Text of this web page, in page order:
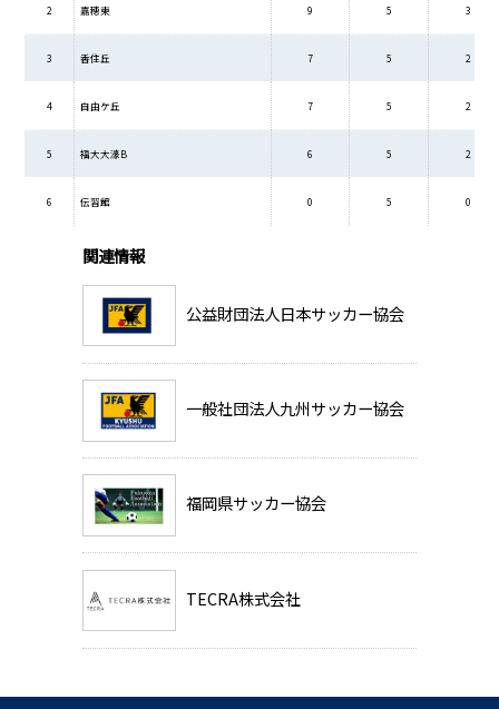
2 嘉穂東 9 5 3
3 香住丘 7 5 2
4 自由ケ丘 7 5 2
5 福大大濠B 6 5 2
6 伝習館 0 5 0
関連情報
公益財団法人日本サッカー協会
一般社団法人九州サッカー協会
福岡県サッカー協会
TECRA株式会社